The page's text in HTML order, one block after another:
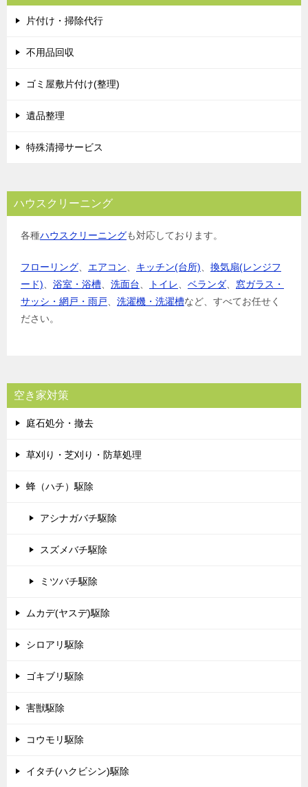
片付け・掃除代行
不用品回収
ゴミ屋敷片付け(整理)
遺品整理
特殊清掃サービス
ハウスクリーニング
各種ハウスクリーニングも対応しております。
フローリング、 エアコン、 キッチン(台所)、 換気扇(レンジフ
ード)、 浴室・浴槽、 洗面台、 トイレ、 ベランダ、 窓ガラス・
サッシ・網戸・雨戸、 洗濯機・洗濯槽など、すべてお任せく
ださい。
空き家対策
庭石処分・撤去
草刈り・芝刈り・防草処理
蜂（ハチ）駆除
アシナガバチ駆除
スズメバチ駆除
ミツバチ駆除
ムカデ(ヤスデ)駆除
シロアリ駆除
ゴキブリ駆除
害獣駆除
コウモリ駆除
イタチ(ハクビシン)駆除